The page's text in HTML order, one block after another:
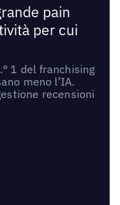
pain
per cui
1 del franchising
meno l’IA.
recensioni